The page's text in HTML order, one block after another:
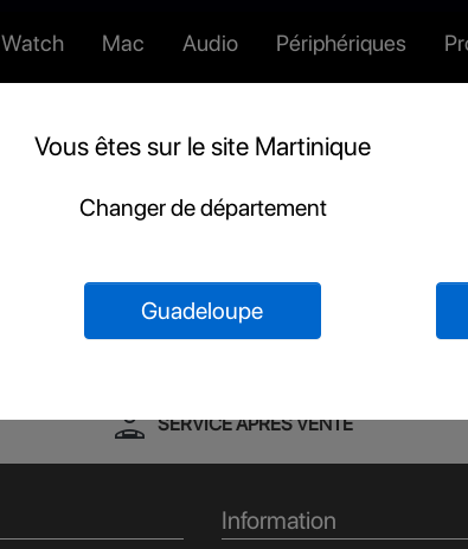
Watch Mac Audio Périphériques
person_apronSERVICE APRES VENTE
Information
Vous êtes sur le site Martinique
Changer de département
Guadeloupe